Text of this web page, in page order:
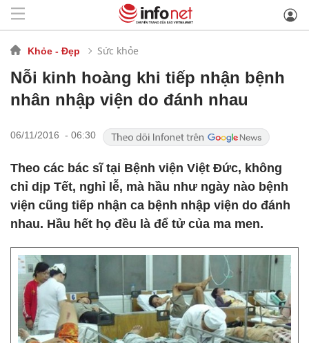
Khỏe - Đẹp Sức khỏe
Nỗi kinh hoàng khi tiếp nhận bệnh
nhân nhập viện do đánh nhau
06/11/2016 - 06:30
Theo các bác sĩ tại Bệnh viện Việt Đức, không
chỉ dịp Tết, nghỉ lễ, mà hầu như ngày nào bệnh
viện cũng tiếp nhận ca bệnh nhập viện do đánh
nhau. Hầu hết họ đều là để tử của ma men.